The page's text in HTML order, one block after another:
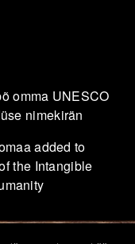
omma UNESCO
nimekirän
added to
the Intangible